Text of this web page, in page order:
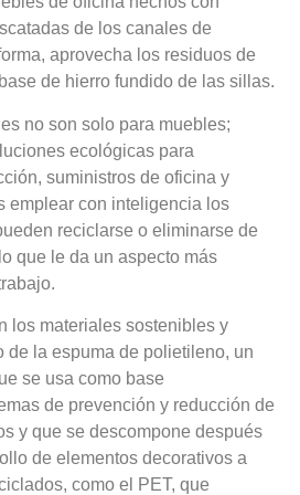
de los canales de
aprovecha los residuos de
de hierro fundido de las sillas.
no son solo para muebles;
ecológicas para
suministros de oficina y
emplear con inteligencia los
reciclarse o eliminarse de
que le da un aspecto más
los materiales sostenibles y
de la espuma de polietileno, un
se usa como base
de prevención y reducción de
y que se descompone después
de elementos decorativos a
como el PET, que